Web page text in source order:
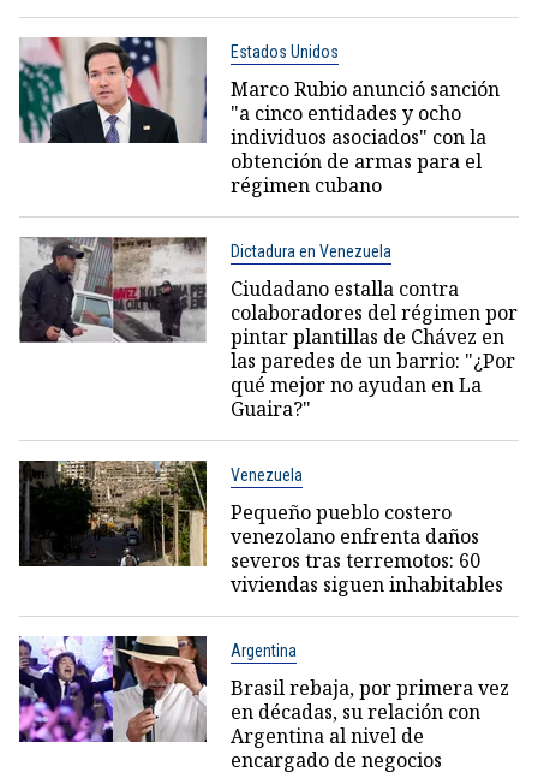
Estados Unidos
Marco Rubio anunció sanción
"a cinco entidades y ocho
individuos asociados" con la
obtención de armas para el
régimen cubano
Dictadura en Venezuela
Ciudadano estalla contra
colaboradores del régimen por
pintar plantillas de Chávez en
las paredes de un barrio: "¿Por
qué mejor no ayudan en La
Guaira?"
Venezuela
Pequeño pueblo costero
venezolano enfrenta daños
severos tras terremotos: 60
viviendas siguen inhabitables
Argentina
Brasil rebaja, por primera vez
en décadas, su relación con
Argentina al nivel de
encargado de negocios